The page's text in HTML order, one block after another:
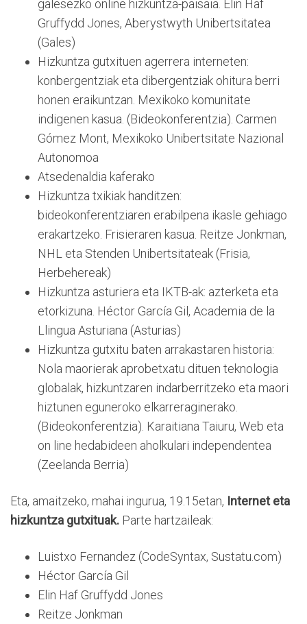
galesezko online hizkuntza-paisaia. Elin Haf
Gruffydd Jones, Aberystwyth Unibertsitatea
(Gales)
Hizkuntza gutxituen agerrera interneten:
konbergentziak eta dibergentziak ohitura berri
honen eraikuntzan. Mexikoko komunitate
indigenen kasua. (Bideokonferentzia). Carmen
Gómez Mont, Mexikoko Unibertsitate Nazional
Autonomoa
Atsedenaldia kaferako
Hizkuntza txikiak handitzen:
bideokonferentziaren erabilpena ikasle gehiago
erakartzeko. Frisieraren kasua. Reitze Jonkman,
NHL eta Stenden Unibertsitateak (Frisia,
Herbehereak)
Hizkuntza asturiera eta IKTB-ak: azterketa eta
etorkizuna. Héctor García Gil, Academia de la
Llingua Asturiana (Asturias)
Hizkuntza gutxitu baten arrakastaren historia:
Nola maorierak aprobetxatu dituen teknologia
globalak, hizkuntzaren indarberritzeko eta maori
hiztunen eguneroko elkarreraginerako.
(Bideokonferentzia). Karaitiana Taiuru, Web eta
on line hedabideen aholkulari independentea
(Zeelanda Berria)
Eta, amaitzeko, mahai ingurua, 19.15etan, Internet eta
hizkuntza gutxituak. Parte hartzaileak:
Luistxo Fernandez (CodeSyntax, Sustatu.com)
Héctor García Gil
Elin Haf Gruffydd Jones
Reitze Jonkman